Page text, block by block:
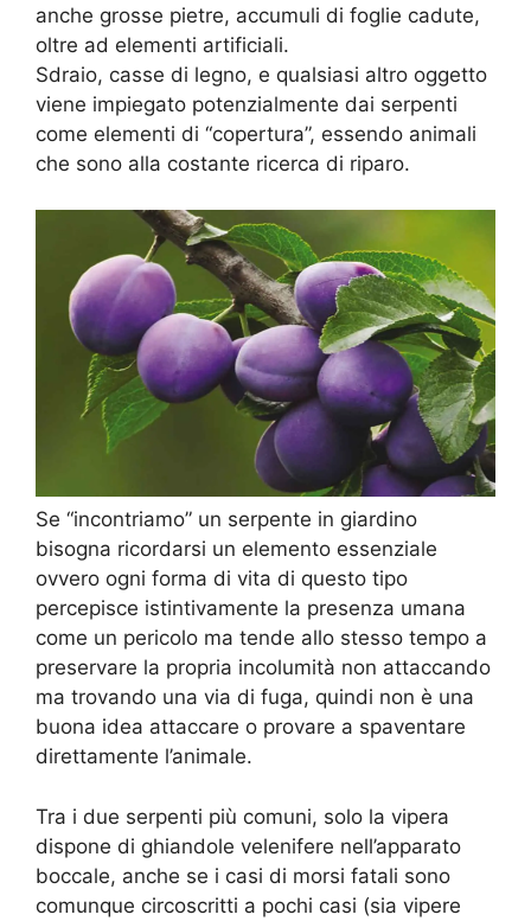
anche grosse pietre, accumuli di foglie cadute,
oltre ad elementi artificiali.
Sdraio, casse di legno, e qualsiasi altro oggetto
viene impiegato potenzialmente dai serpenti
come elementi di “copertura”, essendo animali
che sono alla costante ricerca di riparo.
Se “incontriamo” un serpente in giardino
bisogna ricordarsi un elemento essenziale
ovvero ogni forma di vita di questo tipo
percepisce istintivamente la presenza umana
come un pericolo ma tende allo stesso tempo a
preservare la propria incolumità non attaccando
ma trovando una via di fuga, quindi non è una
buona idea attaccare o provare a spaventare
direttamente l’animale.
Tra i due serpenti più comuni, solo la vipera
dispone di ghiandole velenifere nell’apparato
boccale, anche se i casi di morsi fatali sono
comunque circoscritti a pochi casi (sia vipere